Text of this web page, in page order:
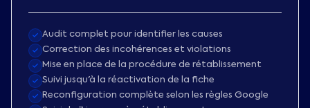
Audit complet pour identifier les causes
Correction des incohérences et violations
Mise en place de la procédure de rétablissement
Suivi jusqu'à la réactivation de la fiche
Reconfiguration complète selon les règles Google